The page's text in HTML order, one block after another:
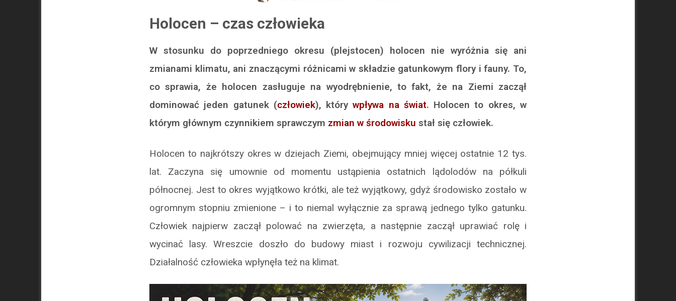
Holocen – czas człowieka
W stosunku do poprzedniego okresu (plejstocen) holocen nie wyróżnia się ani
zmianami klimatu, ani znaczącymi różnicami w składzie gatunkowym flory i fauny. To,
co sprawia, że holocen zasługuje na wyodrębnienie, to fakt, że na Ziemi zaczął
dominować jeden gatunek (człowiek), którywpływa na świat. Holocen to okres, w
którym głównym czynnikiem sprawczym zmian w środowisku stał się człowiek.
Holocen to najkrótszy okres w dziejach Ziemi, obejmujący mniej więcej ostatnie 12 tys.
lat. Zaczyna się umownie od momentu ustąpienia ostatnich lądolodów na półkuli
północnej. Jest to okres wyjątkowo krótki, ale też wyjątkowy, gdyż środowisko zostało w
ogromnym stopniu zmienione – i to niemal wyłącznie za sprawą jednego tylko gatunku.
Człowiek najpierw zaczął polować na zwierzęta, a następnie zaczął uprawiać rolę i
wycinać lasy. Wreszcie doszło do budowy miast i rozwoju cywilizacji technicznej.
Działalność człowieka wpłynęła też na klimat.